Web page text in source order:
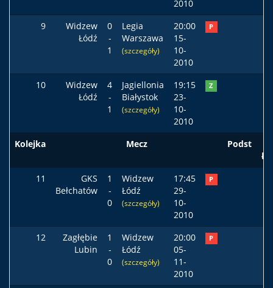
2010
9
Widzew
Łódź
0
-
1
Legia
Warszawa
(szczegóły)
20:00
15-
10-
2010
P
10
Widzew
Łódź
4
-
1
Jagiellonia
Białystok
(szczegóły)
19:15
23-
10-
2010
Z
Kolejka Mecz Podst
11
GKS
Bełchatów
1
-
0
Widzew
Łódź
(szczegóły)
17:45
29-
10-
2010
P
12
Zagłębie
Lubin
1
-
0
Widzew
Łódź
(szczegóły)
20:00
05-
11-
2010
P